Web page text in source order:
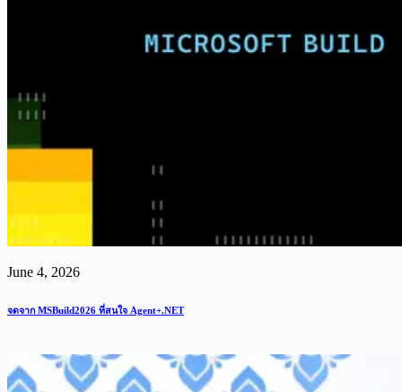
June 4, 2026
จดจาก MSBuild2026 ที่สนใจ Agent+.NET